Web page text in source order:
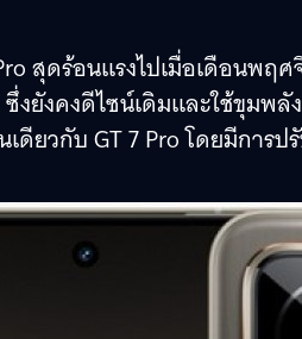
สุดร้อนแรงไปเมื่อเดือนพ
ซึ่งยังคงดีไซน์เดิมและใช้ขุมพ
เดียวกับ GT 7 Pro โดยมีกา